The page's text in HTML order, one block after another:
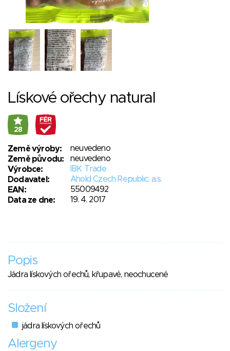
Lískové ořechy natural
28
Země výroby:
neuvedeno
Země původu:
neuvedeno
Výrobce:
IBK Trade
Dodavatel:
Ahold Czech Republic, a.s.
EAN:
55009492
Data ze dne:
19. 4. 2017
Popis
Jádra lískových ořechů, křupavé, neochucené
Složení
jádra lískových ořechů
Alergeny